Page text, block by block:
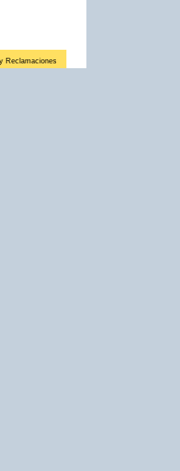
Reclamaciones